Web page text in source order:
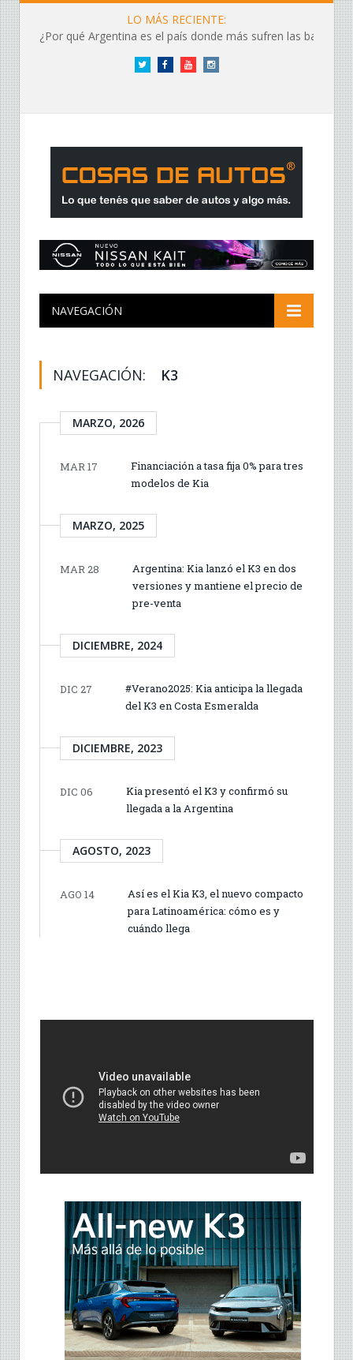
LO MÁS RECIENTE:
¿Por qué Argentina es el país donde más sufren las baterías?
Twitter FacebookYouTubeInstagram
NAVEGACIÓN
NAVEGACIÓN: K3
MARZO, 2026
MAR 17
Financiación a tasa fija 0% para tres
modelos de Kia
MARZO, 2025
MAR 28
Argentina: Kia lanzó el K3 en dos
versiones y mantiene el precio de
pre-venta
DICIEMBRE, 2024
DIC 27
#Verano2025: Kia anticipa la llegada
del K3 en Costa Esmeralda
DICIEMBRE, 2023
DIC 06
Kia presentó el K3 y confirmó su
llegada a la Argentina
AGOSTO, 2023
AGO 14
Así es el Kia K3, el nuevo compacto
para Latinoamérica: cómo es y
cuándo llega